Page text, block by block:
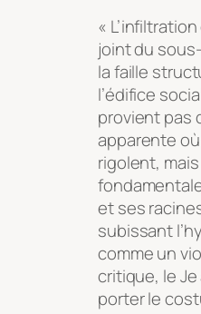
«
joint du
la faille
l’édifice
provient pas
apparente
rigolent,
et ses
subissant
comme un
critique, le
porter le